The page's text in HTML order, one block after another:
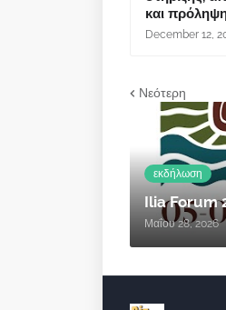
και
December 12,
Νεότερη
εκδήλωση
Ilia Forum
Μαΐου 28, 2026